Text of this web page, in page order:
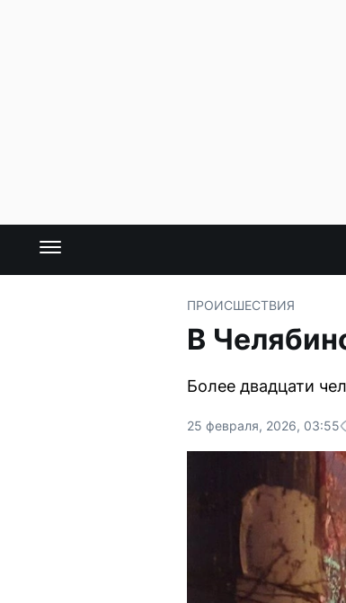
ПРОИСШЕСТВИЯ
В
Более двадцати
25 февраля, 2026, 03:55